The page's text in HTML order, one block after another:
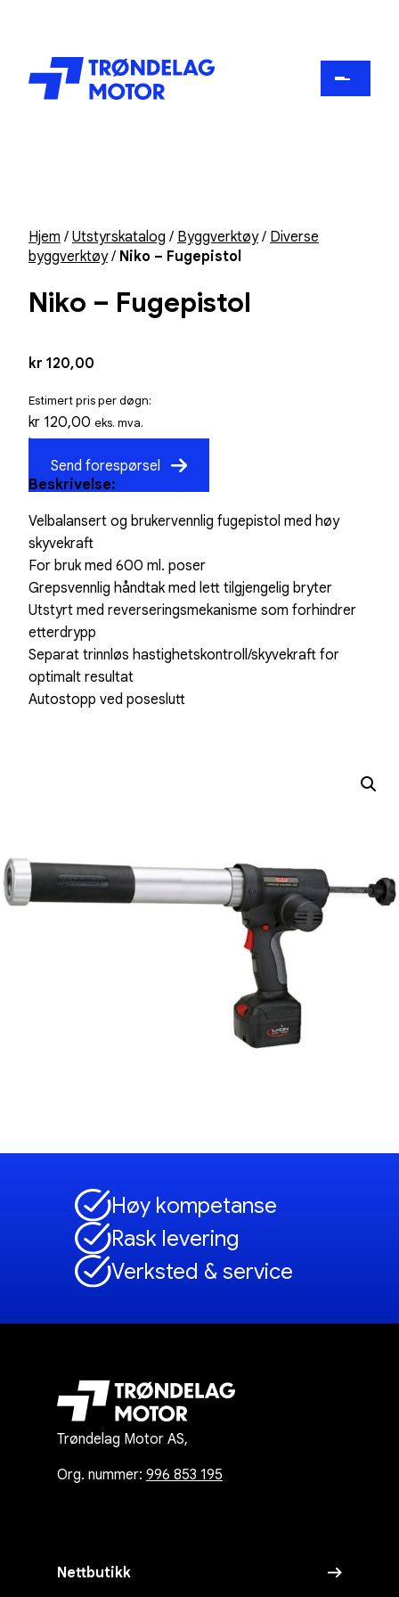
Hjem / Utstyrskatalog / Byggverktøy/ Diverse
byggverktøy/ Niko – Fugepistol
Niko – Fugepistol
kr 120,00
Estimert pris per døgn:
kr 120,00 eks. mva.
kr150,00
Send forespørsel
Beskrivelse:
Velbalansert og brukervennlig fugepistol med høy
skyvekraft
For bruk med 600 ml. poser
Grepsvennlig håndtak med lett tilgjengelig bryter
Utstyrt med reverseringsmekanisme som forhindrer
etterdrypp
Separat trinnløs hastighetskontroll/skyvekraft for
optimalt resultat
Autostopp ved poseslutt
Høy kompetanse
Rask levering
Verksted & service
Trøndelag Motor AS,
Org. nummer: 996 853 195
Nettbutikk